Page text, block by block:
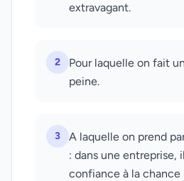
extravagant.
2
Pour laquelle on fait
peine.
3
A laquelle on prend
: dans une entreprise,
confiance à la chance